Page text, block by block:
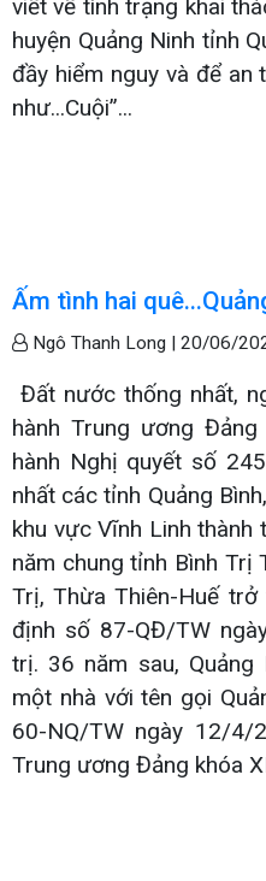
viết về tình trạng khai
huyện Quảng Ninh tỉnh
đầy hiểm nguy và để an
như...Cuội”...
Ấm tình hai
Ngô Thanh Long | 20/06/
Đất nước thống nhất,
hành Trung ương
hành Nghị quyết số
nhất các tỉnh Quảng
khu vực Vĩnh Linh thành
năm chung tỉnh Bình Trị
Trị, Thừa Thiên-Huế
định số 87-QĐ/TW
trị. 36 năm sau, Quảng
một nhà với tên gọi
60-NQ/TW ngày 12/4/
Trung ương Đảng khóa